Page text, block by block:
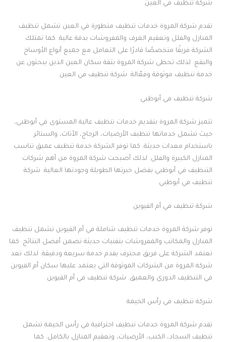
شركة تنظيف في العين
تقدم شركة المروة خدمات تنظيف متطورة في العين تشمل تنظيف
المنازل والفلل وتعقيم الغرف والمفروشات بدقة عالية. كما تمتلك
الشركة فريقًا متخصصًا قادرًا على التعامل مع جميع أنواع الأوساخ
والبقع. لذلك تحظى شركة المروة بثقة سكان العين الذين يبحثون عن
خدمة تنظيف موثوقة وفعّالة. شركة تنظيف في العين
شركة تنظيف في أبوظبي
تتميز شركة المروة بتقديم خدمات تنظيف عالية المستوى في أبوظبي،
حيث تشمل خدماتها تنظيف الأرضيات، الزجاج، الأثاث، والستائر
باستخدام معدات حديثة. كما توفر الشركة خدمة تنظيف عميق تناسب
المنازل الكبيرة والفلل. لذلك أصبحت شركة المروة من أهم شركات
التنظيف في أبوظبي بفضل خبرتها الطويلة وجودتها العالية. شركة
تنظيف في أبوظبي
شركة تنظيف في أم القيوين
توفر شركة المروة خدمات تنظيف شاملة في أم القيوين تشمل تنظيف
المنازل والمكاتب والمفروشات بتقنيات حديثة تضمن أفضل النتائج. كما
تعتمد الشركة على فريق محترف يقدم خدمة سريعة ودقيقة. لذلك تعد
شركة المروة من الشركات الموثوقة التي يعتمد عليها سكان أم القيوين
في التنظيف الدوري والعميق. شركة تنظيف في أم القيوين
شركة تنظيف في رأس الخيمة
تقدم شركة المروة خدمات تنظيف احترافية في رأس الخيمة تشمل
تنظيف السجاد، الكنب، الأرضيات، وتعقيم المنازل بالكامل. كما